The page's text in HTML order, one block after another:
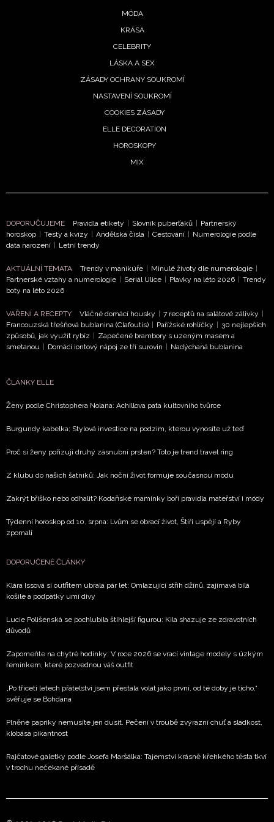
vyhodnocení akce a zasílání novinek.
Chcete navíc dostávat i další zajímavé a exkluzivní
informace od našich partnerů? Pokud souhlasíte se
MÓDA
KRÁSA
CELEBRITY
LÁSKA A SEX
ZÁSADY OCHRANY SOUKROMÍ
NASTAVENÍ SOUKROMÍ
COOKIES ZÁSADY
ELLE DECORATION
HOROSKOPY
MIX
DOPORUČUJEME Pravidla etikety Slovník puberťáků
Partnerský
horoskop
Testy a kvízy Andělská čísla Cestování
Numerologie podle
data narození
Letní trendy
AKTUÁLNÍ TÉMATA Trendy v manikúře Minulé životy dle numerologie
Partnerské vztahy a numerologie
Seriál Ulice Plavky na léto 2026
Trendy
boty na léto 2026
VAŘENÍ A RECEPTY Vláčné domácí housky 7 receptů na salátové zálivky
Francouzská třešňová bublanina (Clafoutis)
Pařížské rohlíčky
30 nejlepších
způsobů, jak využít rybíz
Zapečené brambory s uzeným masem a
smetanou
Domácí iontový nápoj ze tří surovin Nadýchaná bublanina
ČLÁNKY ELLE
Ženy podle Christophera Nolana: Achillova pata kultovního tvůrce
Burgundy kabelka: Stylová investice na podzim, kterou vynosíte už teď
Proč si ženy pořizují druhý zásnubní prsten? Toto je trend travel ring
Z klubu do našich šatníků: Jak noční život formuje současnou módu
Zakrýt bříško nebo odhalit? Kodaňské maminky boří pravidla mateřství i módy
Týdenní horoskop od 10. srpna: Lvům se obrací život, Štíři uspějí a Ryby
zpomalí
DOPORUČENÉ ČLÁNKY
Klára Issová si outfitem ubrala pár let: Omlazující střih džínů, zajímavá bílá
košile a podpatky umí divy
Lucie Polišenská se pochlubila štíhlejší figurou: Kila shazuje ze zdravotních
důvodů
Zapomeňte na chytré hodinky: V roce 2026 se vrací vintage modely s úzkým
řemínkem, které pozvednou váš outfit
„Po třiceti letech přátelství jsem přestala volat jako první, od té doby je ticho,“
svěřuje se Bohdana
Plněné papriky nemusíte jen dusit. Pečení v troubě zvýrazní chuť a sladkost,
klobása pikantnost
Rajčatové galetky podle Josefa Maršálka: Tajemství krásně křehkého těsta tkví
v trochu nečekané přísadě